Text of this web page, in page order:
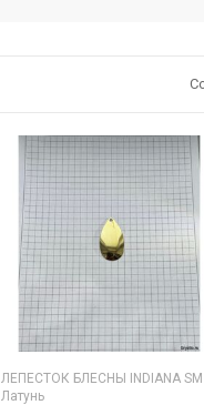
ЛЕПЕСТОК БЛЕСНЫ INDIANA SM
Латунь